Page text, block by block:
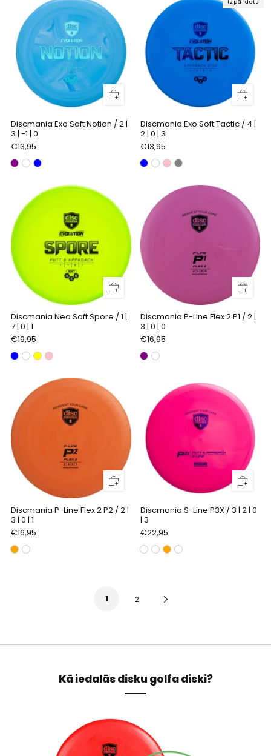
Discmania Exo Soft Notion / 2 |
3 | -1 | 0
€13,95
Izpārdots
Discmania Exo Soft Tactic / 4 |
2 | 0 | 3
€13,95
Discmania Neo Soft Spore / 1 |
7 | 0 | 1
€19,95
Discmania P-Line Flex 2 P1 / 2 |
3 | 0 | 0
€16,95
Discmania P-Line Flex 2 P2 / 2 |
3 | 0 | 1
€16,95
Discmania S-Line P3X / 3 | 2 | 0
| 3
€22,95
1 2
Kā iedalās disku golfa diski?